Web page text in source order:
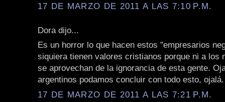
17 DE MARZO DE 2011 A LAS 7:10 P.M.
Dora dijo...
Es un horror lo que hacen estos "empresarios
siquiera tienen valores cristianos porque ni a los
se aprovechan de la ignorancia de esta gente.
argentinos podamos concluir con todo esto, ojalá.
17 DE MARZO DE 2011 A LAS 7:21 P.M.